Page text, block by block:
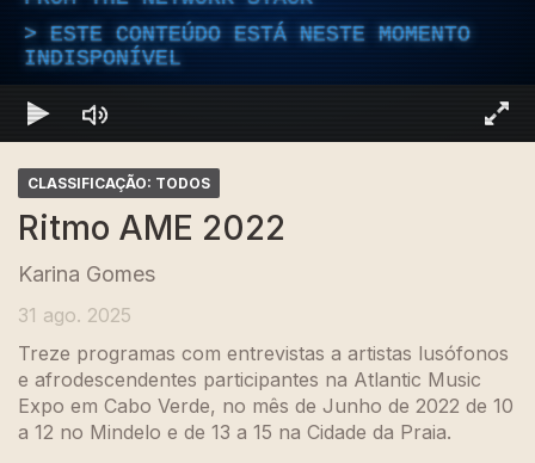
ESTE CONTEÚDO ESTÁ NESTE MOMENTO
INDISPONÍVEL
CLASSIFICAÇÃO: TODOS
Ritmo AME 2022
Karina Gomes
31 ago. 2025
Treze programas com entrevistas a artistas lusófonos
e afrodescendentes participantes na Atlantic Music
Expo em Cabo Verde, no mês de Junho de 2022 de 10
a 12 no Mindelo e de 13 a 15 na Cidade da Praia.